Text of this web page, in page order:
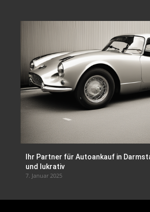
Ihr Partner für Autoankauf in
und lukrativ
7. Januar 2025